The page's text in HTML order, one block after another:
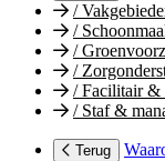
/
/
/
/
/Facilitair &
/Staf &
Terug